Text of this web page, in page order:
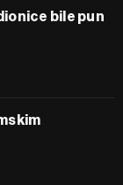
bile pun